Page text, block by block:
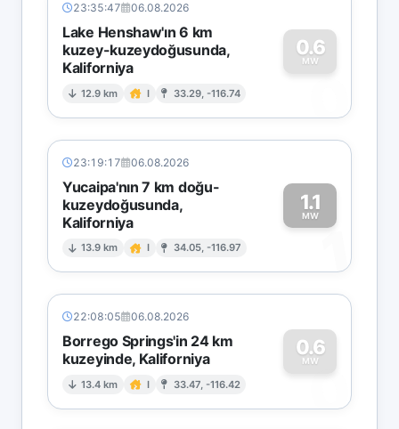
23:35:47 06.08.2026
Lake Henshaw'ın 6 km
kuzey-kuzeydoğusunda,
Kaliforniya
12.9 km I 33.29, -116.74
0.6
MW
0
23:19:17 06.08.2026
Yucaipa'nın 7 km doğu-
kuzeydoğusunda,
Kaliforniya
13.9 km I 34.05, -116.97
1.1
MW
1
22:08:05 06.08.2026
Borrego Springs'in 24 km
kuzeyinde, Kaliforniya
13.4 km I 33.47, -116.42
0.6
MW
0